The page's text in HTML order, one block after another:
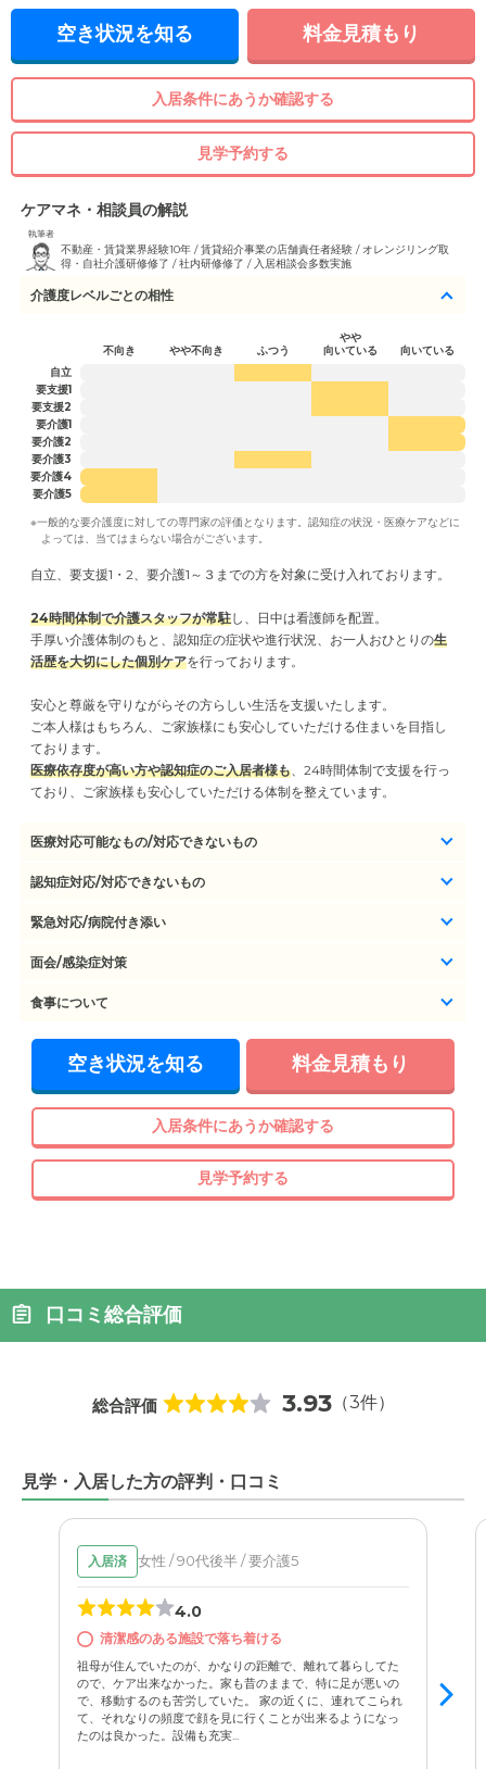
空き状況を知る 料金見積もり
入居条件にあうか確認する
見学予約する
ケアマネ・相談員の解説
執筆者
不動産・賃貸業界経験10年 / 賃貸紹介事業の店舗責任者経験 / オレンジリング取
得・自社介護研修修了 / 社内研修修了 / 入居相談会多数実施
介護度レベルごとの相性
不向き やや不向き ふつう
やや
向いている
向いている
自立
要支援1
要支援2
要介護1
要介護2
要介護3
要介護4
要介護5
※一般的な要介護度に対しての専門家の評価となります。認知症の状況・医療ケアなどに
よっては、当てはまらない場合がございます。
自立、要支援1・2、要介護1～３までの方を対象に受け入れております。
24時間体制で介護スタッフが常駐し、日中は看護師を配置。
手厚い介護体制のもと、認知症の症状や進行状況、お一人おひとりの生
活歴を大切にした個別ケアを行っております。
安心と尊厳を守りながらその方らしい生活を支援いたします。
ご本人様はもちろん、ご家族様にも安心していただける住まいを目指し
医療依存度が高い方や認知症のご入居者様も 、24時間体制で支援を行っ
ており、ご家族様も安心していただける体制を整えています。
医療対応可能なもの/対応できないもの
認知症対応/対応できないもの
緊急対応/病院付き添い
面会/感染症対策
食事について
空き状況を知る 料金見積もり
入居条件にあうか確認する
見学予約する
口コミ総合評価
総合評価 3.93（3件）
見学・入居した方の評判・口コミ
入居済 女性 / 90代後半 / 要介護5
4.0
清潔感のある施設で落ち着ける
祖母が住んでいたのが、かなりの距離で、離れて暮らしてた
ので、ケア出来なかった。家も昔のままで、特に足が悪いの
で、移動するのも苦労していた。 家の近くに、連れてこられ
て、それなりの頻度で顔を見に行くことが出来るようになっ
たのは良かった。設備も充実...